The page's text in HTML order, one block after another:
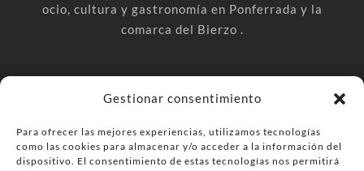
Gestionar consentimiento
Para ofrecer las mejores experiencias, utilizamos tecnologías
como las cookies para almacenar y/o acceder a la información del
dispositivo. El consentimiento de estas tecnologías nos permitirá
ocio, cultura y gastronomía en Ponferrada y la
comarca del Bierzo .
Anúnciate
Más información sobre las cookies
Envía tu negocio
Contacta Política de privacidad